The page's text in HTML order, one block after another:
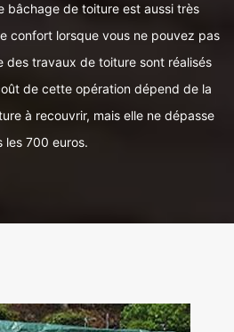
bâchage de toiture est aussi très
confort lorsque vous ne pouvez pas
des travaux de toiture sont réalisés
de cette opération dépend de la
à recouvrir, mais elle ne dépasse
les 700 euros.